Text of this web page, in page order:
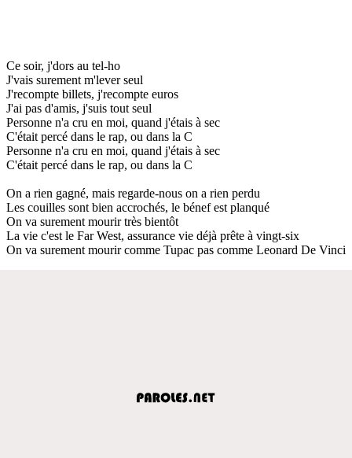
Ce soir, j'dors au tel-ho
J'vais surement m'lever seul
J'recompte billets, j'recompte euros
J'ai pas d'amis, j'suis tout seul
Personne n'a cru en moi, quand j'étais à sec
C'était percé dans le rap, ou dans la C
Personne n'a cru en moi, quand j'étais à sec
C'était percé dans le rap, ou dans la C
On a rien gagné, mais regarde-nous on a rien perdu
Les couilles sont bien accrochés, le bénef est planqué
On va surement mourir très bientôt
La vie c'est le Far West, assurance vie déjà prête à vingt-six
On va surement mourir comme Tupac pas comme Leonard De Vinci